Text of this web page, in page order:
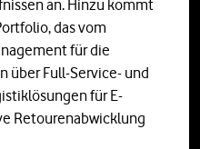
an. Hinzu kommt
das vom
für die
über Full-Service- und
für E-
Retourenabwicklung